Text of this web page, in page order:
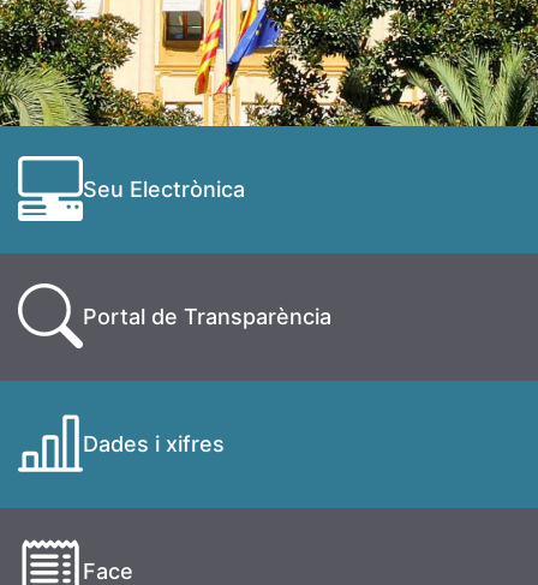
Seu Electrònica
Portal de Transparència
Dades i xifres
Face